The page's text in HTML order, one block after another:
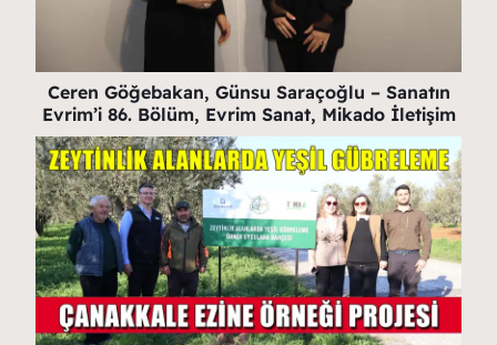
Ceren Göğebakan, Günsu Saraçoğlu – Sanatın
Evrim’i 86. Bölüm, Evrim Sanat, Mikado İletişim